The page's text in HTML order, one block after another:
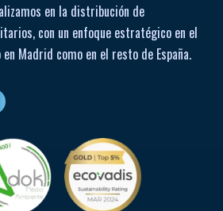
en la distribución de
con un enfoque estratégico en el
Madrid como en el resto de España.